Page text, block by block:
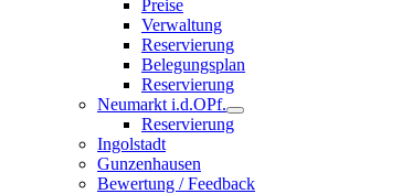
Preise
Verwaltung
Reservierung
Belegungsplan
Reservierung
Neumarkt i.d.OPf.
Reservierung
Ingolstadt
Gunzenhausen
Bewertung / Feedback